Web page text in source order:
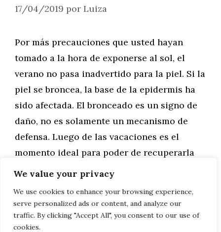
We value your privacy
We use cookies to enhance your browsing experience,
serve personalized ads or content, and analyze our
traffic. By clicking "Accept All", you consent to our use of
cookies.
17/04/2019 por Luiza
Por más precauciones que usted hayan
tomado a la hora de exponerse al sol, el
verano no pasa inadvertido para la piel. Si la
piel se broncea, la base de la epidermis ha
sido afectada. El bronceado es un signo de
daño, no es solamente un mecanismo de
defensa. Luego de las vacaciones es el
momento ideal para poder de recuperarla
para prevenir el envejecimiento prematuro.
Leer más